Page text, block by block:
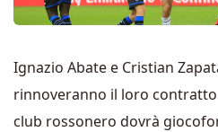
Ignazio Abate e Cristian
rinnoveranno il loro
club rossonero dovrà